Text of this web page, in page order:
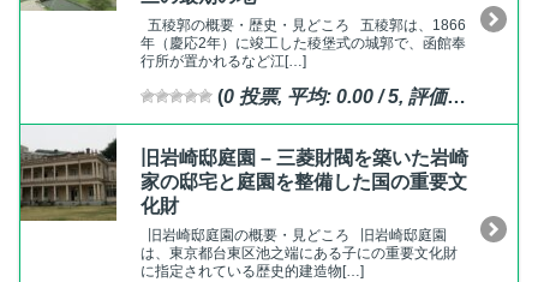
五稜郭の概要・歴史・見どころ 五稜郭は、1866
年（慶応2年）に竣工した稜堡式の城郭で、函館奉
行所が置かれるなど江[…]
(0 投票, 平均: 0.00/ 5, 評価済
旧岩崎邸庭園 – 三菱財閥を築いた岩崎
家の邸宅と庭園を整備した国の重要文
化財
旧岩崎邸庭園の概要・見どころ 旧岩崎邸庭園
は、東京都台東区池之端にある子にの重要文化財
に指定されている歴史的建造物[…]